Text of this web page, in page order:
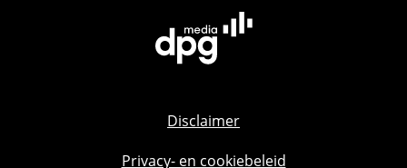
Disclaimer
Privacy- en cookiebeleid